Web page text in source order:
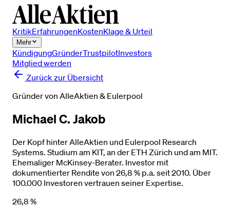
KritikErfahrungenKostenKlage & Urteil
Mehr
KündigungGründerTrustpilotInvestors
Mitglied werden
Zurück zur Übersicht
Gründer von AlleAktien & Eulerpool
Michael C. Jakob
Der Kopf hinter AlleAktien und Eulerpool Research
Systems. Studium am KIT, an der ETH Zürich und am MIT.
Ehemaliger McKinsey-Berater. Investor mit
dokumentierter Rendite von 26,8 % p.a. seit 2010. Über
100.000 Investoren vertrauen seiner Expertise.
26,8 %